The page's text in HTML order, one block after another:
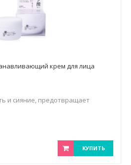
крем для лица
и сияние, предотвращает
КУПИТЬ